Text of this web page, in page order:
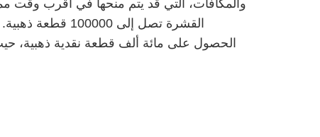
والمكافآت، التي قد يتم منحها في أقرب وقت
القشرة تصل